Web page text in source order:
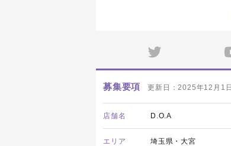
募集要項 更新日：2025年12月1日
店舗名 D.O.A
エリア 埼玉県・大宮